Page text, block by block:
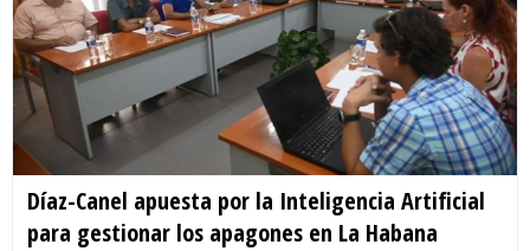
Díaz-Canel apuesta por la Inteligencia Artificial
para gestionar los apagones en La Habana